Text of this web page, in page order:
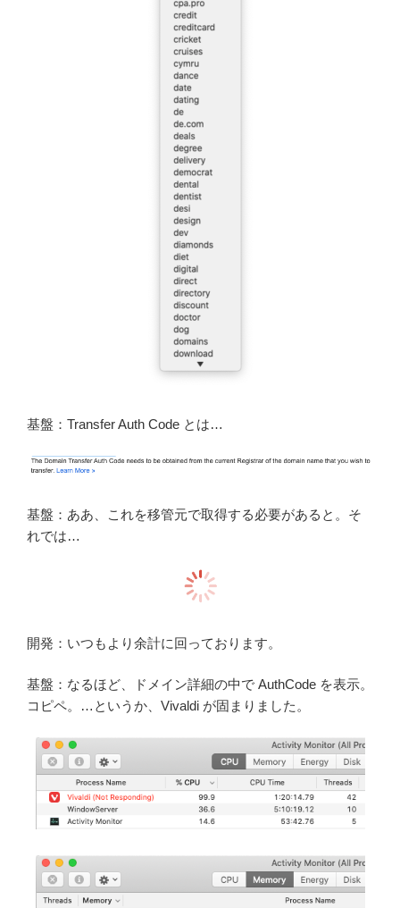
基盤：Transfer Auth Code とは…
基盤：ああ、これを移管元で取得する必要があると。そ
れでは…
開発：いつもより余計に回っております。
基盤：なるほど、ドメイン詳細の中で AuthCode を表示。
コピペ。…というか、Vivaldi が固まりました。